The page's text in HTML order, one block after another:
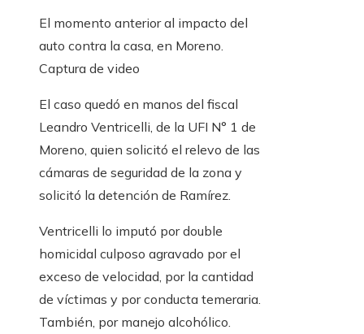
El momento anterior al impacto del
auto contra la casa, en Moreno.
Captura de video
El caso quedó en manos del fiscal
Leandro Ventricelli, de la UFI N° 1 de
Moreno, quien solicitó el relevo de las
cámaras de seguridad de la zona y
solicitó la detención de Ramírez.
Ventricelli lo imputó por double
homicidal culposo agravado por el
exceso de velocidad, por la cantidad
de víctimas y por conducta temeraria.
También, por manejo alcohólico.